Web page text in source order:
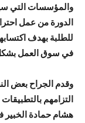
والمؤسسات التي
الدورة من عمل
للطلبة بهدف
في سوق العمل
وقدم الجراح بعض
التزامهم
هشام حمادة الخبير